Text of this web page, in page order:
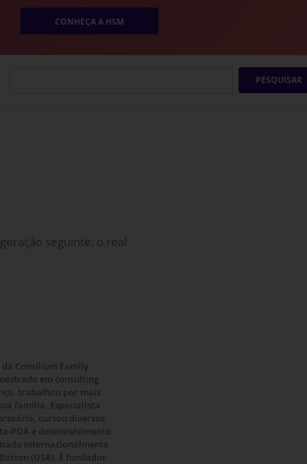
CONHEÇA A HSM
PESQUISAR
seguinte; o real
Consilium Family
em consulting
trabalhou por mais
família. Especialista
cursou diversos
PDA e desenvolvimento
internacionalmente
(USA). É fundador